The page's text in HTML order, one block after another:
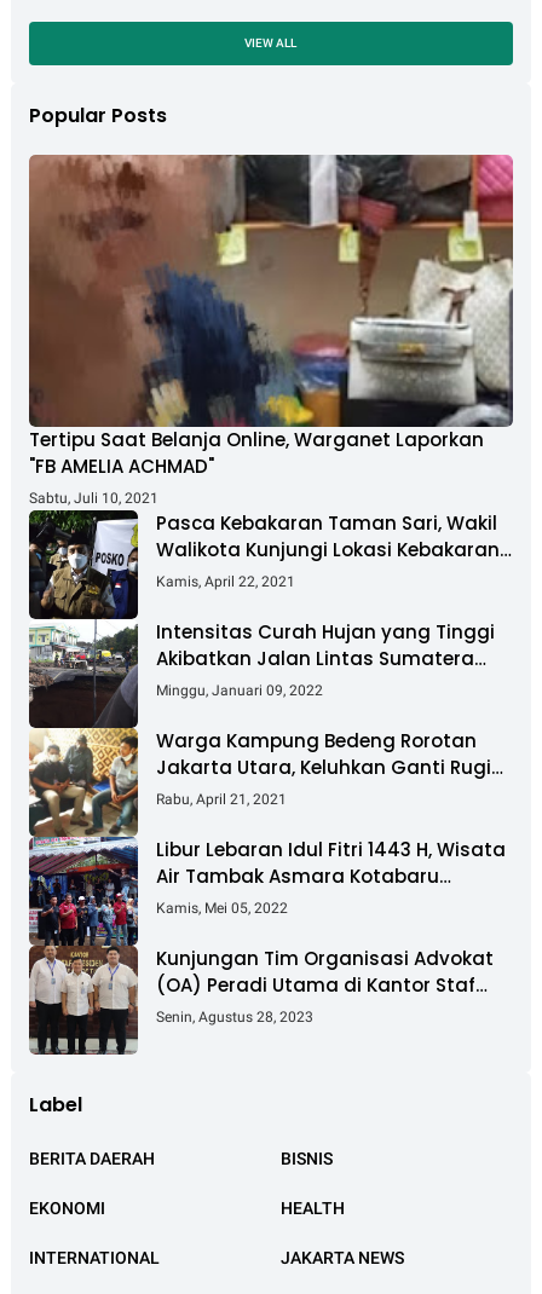
VIEW ALL
Popular Posts
Tertipu Saat Belanja Online, Warganet Laporkan
"FB AMELIA ACHMAD"
Sabtu, Juli 10, 2021
Pasca Kebakaran Taman Sari, Wakil
Walikota Kunjungi Lokasi Kebakaran
Dan Salurkan Bantuan
Kamis, April 22, 2021
Intensitas Curah Hujan yang Tinggi
Akibatkan Jalan Lintas Sumatera
Nyaris Putus
Minggu, Januari 09, 2022
Warga Kampung Bedeng Rorotan
Jakarta Utara, Keluhkan Ganti Rugi
Pembebasan Lahan Tol Cibitung -
Rabu, April 21, 2021
Libur Lebaran Idul Fitri 1443 H, Wisata
Air Tambak Asmara Kotabaru
Dipadati Ribuan Pengunjung
Kamis, Mei 05, 2022
Kunjungan Tim Organisasi Advokat
(OA) Peradi Utama di Kantor Staf
Kepresidenan RI Istana Negara
Senin, Agustus 28, 2023
Label
BERITA DAERAH BISNIS
EKONOMI HEALTH
INTERNATIONAL JAKARTA NEWS